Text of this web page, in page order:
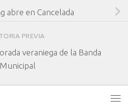
abre en Cancelada
PREVIA
veraniega de la Banda
Municipal